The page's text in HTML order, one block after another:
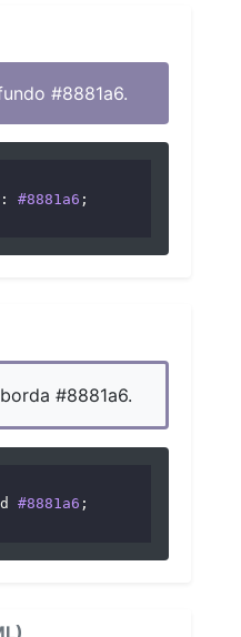
#8881a6.
: #8881a6 ;
#8881a6.
#8881a6 ;